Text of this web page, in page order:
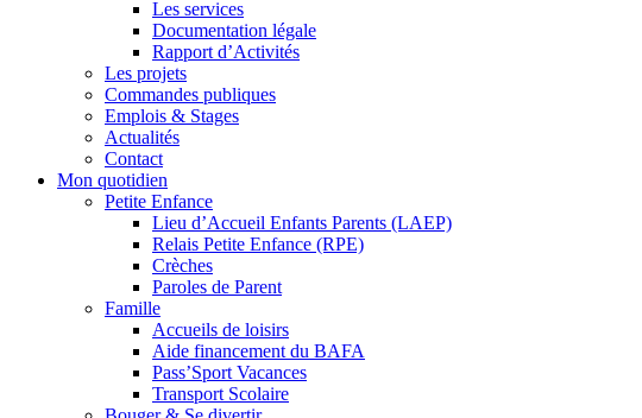
Les services
Documentation légale
Rapport d’Activités
Les projets
Commandes publiques
Emplois & Stages
Actualités
Contact
Mon quotidien
Petite Enfance
Lieu d’Accueil Enfants Parents (LAEP)
Relais Petite Enfance (RPE)
Crèches
Paroles de Parent
Famille
Accueils de loisirs
Aide financement du BAFA
Pass’Sport Vacances
Transport Scolaire